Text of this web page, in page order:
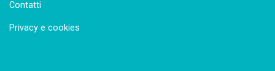
Contatti
Privacy e cookies